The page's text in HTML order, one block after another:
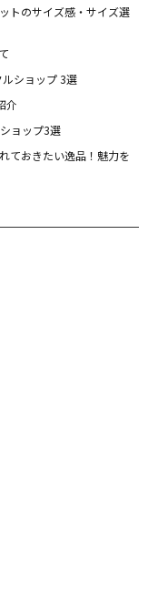
トのサイズ感・サイズ選
ショップ 3選
介
ョップ3選
ておきたい逸品！魅力を